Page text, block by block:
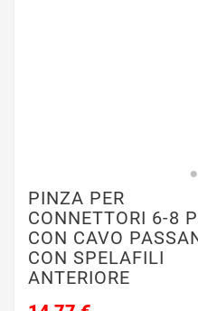
PINZA PER
CONNETTORI 6-8
CON CAVO
CON SPELAFILI
ANTERIORE